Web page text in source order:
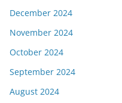
December 2024
November 2024
October 2024
September 2024
August 2024